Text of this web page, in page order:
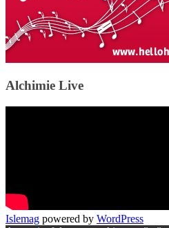
Alchimie Live
Islemag powered by WordPress